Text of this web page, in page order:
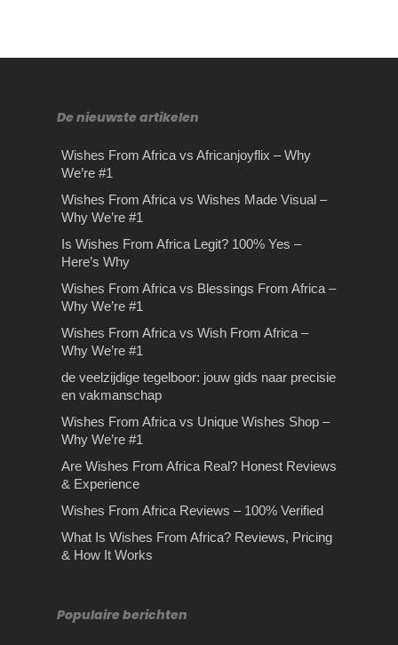
Rijles in Amsterdam
Amsterdam waarbij er sprake is van
Drie belangrijke tips voor
het afleggen van een
theorie examen
examen Heb je binnenkort een
De juiste Vaprance kiezen
– Exclucig.com
De juiste Vaprance kiezen –
Exclucig.com Ben je op zoek naar
een e-liquid voor jouw…
Tips bij het kiezen van de
juiste makelaar
makelaar Ben je van plan om op
De woningmarkt in
Rosmalen
De woningmarkt in Rosmalen Heeft u
een huis op het oog in Rosmalen en
wilt…
Reviews – 100% Verified
Wishes From Africa Reviews – Why
Thousands Trust Us for the Perfect
Video GiftWhen you’re…
Op bezoek in het land van
de farao’s
Op bezoek in het land van de farao’s
All-inclusive vakanties zijn meestal
De nieuwste artikelen
Wishes From Africa vs Africanjoyflix – Why
We’re #1
Wishes From Africa vs Wishes Made Visual –
Why We’re #1
Is Wishes From Africa Legit? 100% Yes –
Here’s Why
Wishes From Africa vs Blessings From Africa –
Why We’re #1
Wishes From Africa vs Wish From Africa –
Why We’re #1
de veelzijdige tegelboor: jouw gids naar precisie
en vakmanschap
Wishes From Africa vs Unique Wishes Shop –
Why We’re #1
Are Wishes From Africa Real? Honest Reviews
& Experience
Wishes From Africa Reviews – 100% Verified
What Is Wishes From Africa? Reviews, Pricing
& How It Works
Populaire berichten